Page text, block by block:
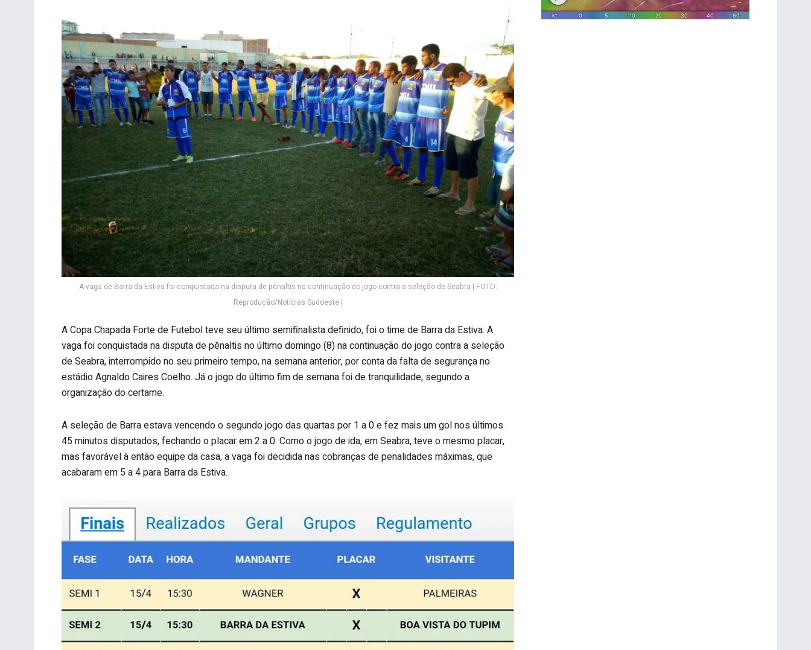
A vaga de Barra da Estiva foi conquistada na disputa de pênaltis na continuação do jogo contra a seleção de Seabra | FOTO:
Reprodução/Notícias Sudoeste |
A Copa Chapada Forte de Futebol teve seu último semifinalista definido, foi o time de Barra da Estiva. A
vaga foi conquistada na disputa de pênaltis no último domingo (8) na continuação do jogo contra a seleção
de Seabra, interrompido no seu primeiro tempo, na semana anterior, por conta da falta de segurança no
estádio Agnaldo Caires Coelho. Já o jogo do último fim de semana foi de tranquilidade, segundo a
organização do certame.
A seleção de Barra estava vencendo o segundo jogo das quartas por 1 a 0 e fez mais um gol nos últimos
45 minutos disputados, fechando o placar em 2 a 0. Como o jogo de ida, em Seabra, teve o mesmo placar,
mas favorável à então equipe da casa, a vaga foi decidida nas cobranças de penalidades máximas, que
acabaram em 5 a 4 para Barra da Estiva.